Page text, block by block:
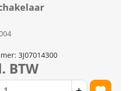
3J07014300
BTW